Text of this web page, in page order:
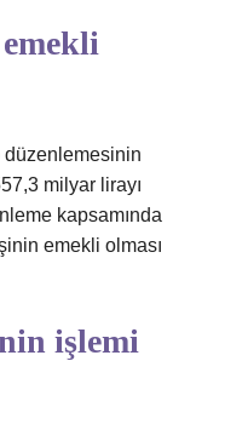
milyar lirayı
kapsamında
emekli olması
işlemi